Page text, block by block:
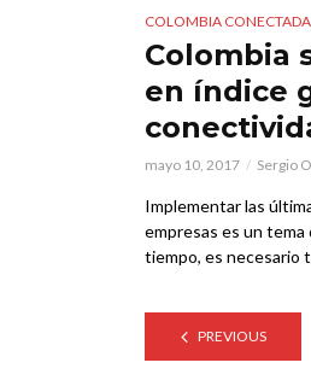
COLOMBIA CONECTADA
Colombia
en índice
mayo 10, 2017 Sergio
Implementar las
empresas es un
tiempo, es necesario
PREVIOUS